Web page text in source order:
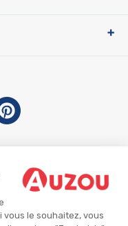
le souhaitez, vous